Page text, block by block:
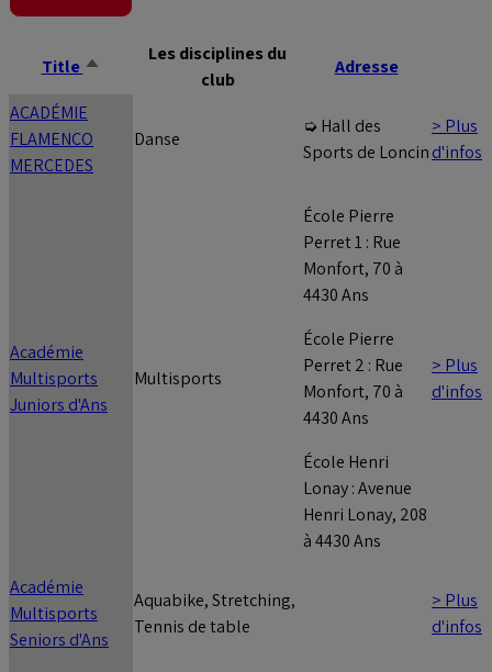
Title Sort
Les disciplines du
club
Adresse
ACADÉMIE
FLAMENCO
MERCEDES
Danse
➭ Hall des
Sports de Loncin
> Plus
d'infos
Académie
Multisports
Juniors d'Ans
Multisports
École Pierre
Perret 1 : Rue
Monfort, 70 à
4430 Ans
École Pierre
Perret 2 : Rue
Monfort, 70 à
4430 Ans
École Henri
Lonay : Avenue
Henri Lonay, 208
à 4430 Ans
> Plus
d'infos
Académie
Multisports
Seniors d'Ans
Aquabike, Stretching,
Tennis de table
> Plus
d'infos